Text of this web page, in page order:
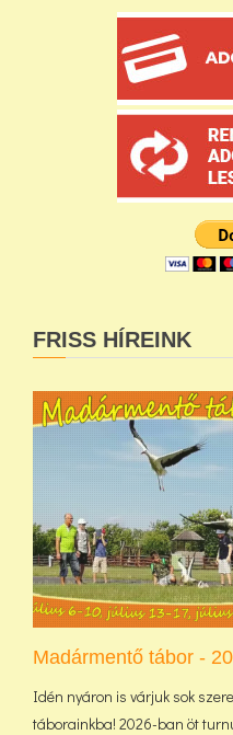
FRISS HÍREINK
Madármentő tábor -
Idén nyáron is várjuk sok
táborainkba! 2026-ban öt